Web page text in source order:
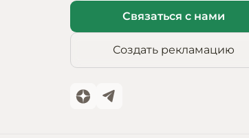
Связаться с нами
Создать рекламацию